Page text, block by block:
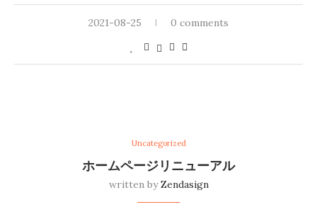
2021-08-25 0 comments
Uncategorized
ホームページリニューアル
written byZendasign